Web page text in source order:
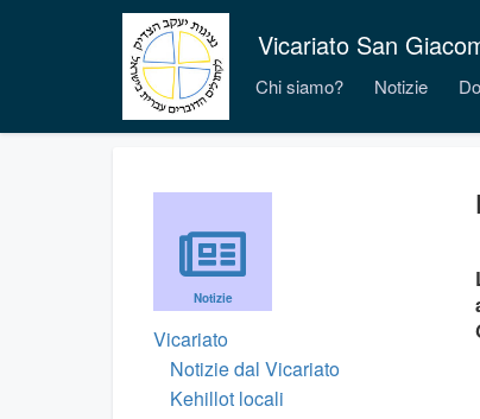
Vicariato San
Chi siamo? Notizie
Notizie
Vicariato
Notizie dal Vicariato
Kehillot locali